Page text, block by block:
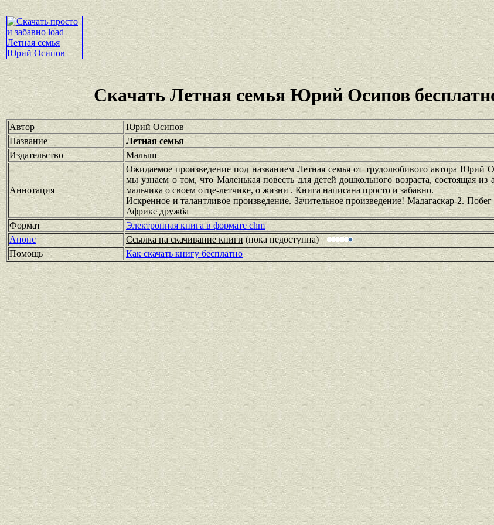
Скачать Летная семья Юрий Осипов
Автор
Юрий Осипов
Название
Летная семья
Издательство
Малыш
Аннотация
Ожидаемое произведение под названием Летная семья от трудолюбивого автора Юрий
мы узнаем о том, что Маленькая повесть для детей дошкольного возраста, состоящая из
мальчика о своем отце-летчике, о жизни . Книга написана просто и забавно.
Искренное и талантливое произведение. Зачительное произведение! Мадагаскар-2.
Африке дружба
Формат
Электронная книга в формате chm
Анонс
Ссылка на скачивание книги (пока недоступна)
Помощь
Как скачать книгу бесплатно